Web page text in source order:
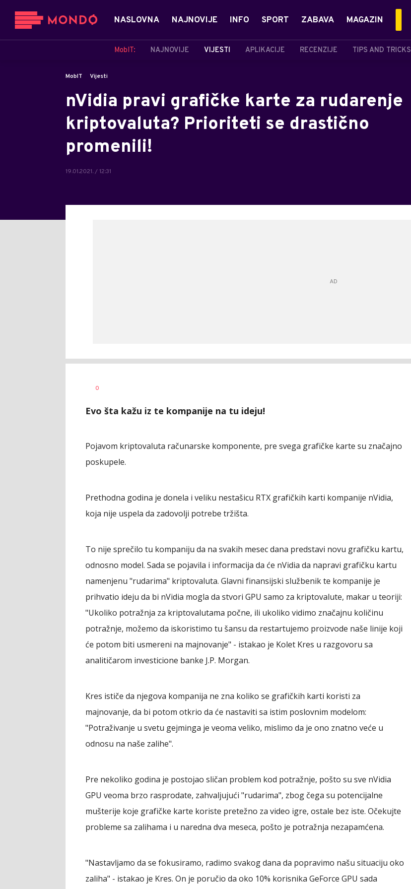
NASLOVNA NAJNOVIJE INFO SPORT ZABAVA MAGAZIN
MobIT: NAJNOVIJE VIJESTI APLIKACIJE RECENZIJE TIPS AND TRICKS
MobIT Vijesti
nVidia pravi grafičke karte za rudarenje
kriptovaluta? Prioriteti se drastično
promenili!
19.01.2021. / 12:31
AUTOR
0
Evo šta kažu iz te kompanije na tu ideju!
Pojavom kriptovaluta računarske komponente, pre svega grafičke karte su značajno
poskupele.
Prethodna godina je donela i veliku nestašicu RTX grafičkih karti kompanije nVidia,
koja nije uspela da zadovolji potrebe tržišta.
To nije sprečilo tu kompaniju da na svakih mesec dana predstavi novu grafičku kartu,
odnosno model. Sada se pojavila i informacija da će nVidia da napravi grafičku kartu
namenjenu "rudarima" kriptovaluta. Glavni finansijski službenik te kompanije je
prihvatio ideju da bi nVidia mogla da stvori GPU samo za kriptovalute, makar u teoriji:
"Ukoliko potražnja za kriptovalutama počne, ili ukoliko vidimo značajnu količinu
potražnje, možemo da iskoristimo tu šansu da restartujemo proizvode naše linije koji
će potom biti usmereni na majnovanje" - istakao je Kolet Kres u razgovoru sa
analitičarom investicione banke J.P. Morgan.
Kres ističe da njegova kompanija ne zna koliko se grafičkih karti koristi za
majnovanje, da bi potom otkrio da će nastaviti sa istim poslovnim modelom:
"Potraživanje u svetu gejminga je veoma veliko, mislimo da je ono znatno veće u
odnosu na naše zalihe".
Pre nekoliko godina je postojao sličan problem kod potražnje, pošto su sve nVidia
GPU veoma brzo rasprodate, zahvaljujući "rudarima", zbog čega su potencijalne
mušterije koje grafičke karte koriste pretežno za video igre, ostale bez iste. Očekujte
probleme sa zalihama i u naredna dva meseca, pošto je potražnja nezapamćena.
"Nastavljamo da se fokusiramo, radimo svakog dana da popravimo našu situaciju oko
zaliha" - istakao je Kres. On je poručio da oko 10% korisnika GeForce GPU sada